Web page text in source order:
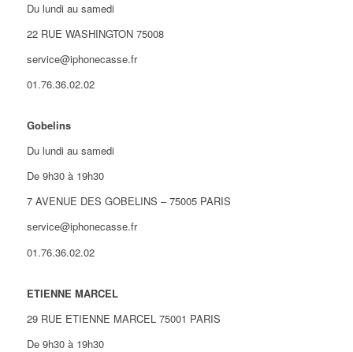
Du lundi au samedi
22 RUE WASHINGTON 75008
service@iphonecasse.fr
01.76.36.02.02
Gobelins
Du lundi au samedi
De 9h30 à 19h30
7 AVENUE DES GOBELINS – 75005 PARIS
service@iphonecasse.fr
01.76.36.02.02
ETIENNE MARCEL
29 RUE ETIENNE MARCEL 75001 PARIS
De 9h30 à 19h30